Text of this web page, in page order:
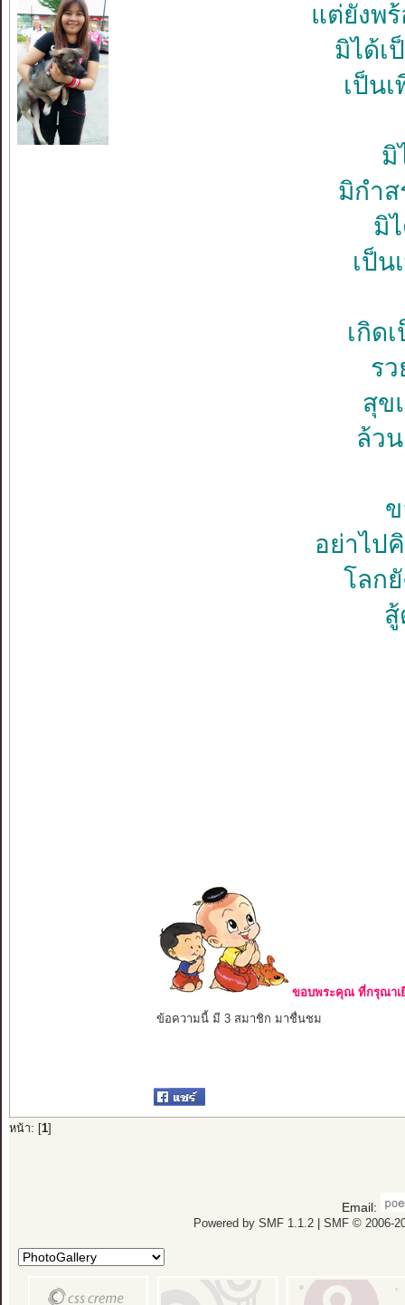
แต่ยังพ
มิได้เ
เป็น
มิ
มิกำ
มิ
เป็น
เกิด
ร
สุข
ล้ว
อย่าไป
โลก
ขอบพระคุณ ที่กรุณาเ
ข้อความนี้ มี 3 สมาชิก มาชื่นชม
หน้า: [ 1]
Email:
Powered by SMF 1.1.2| SMF © 2006-